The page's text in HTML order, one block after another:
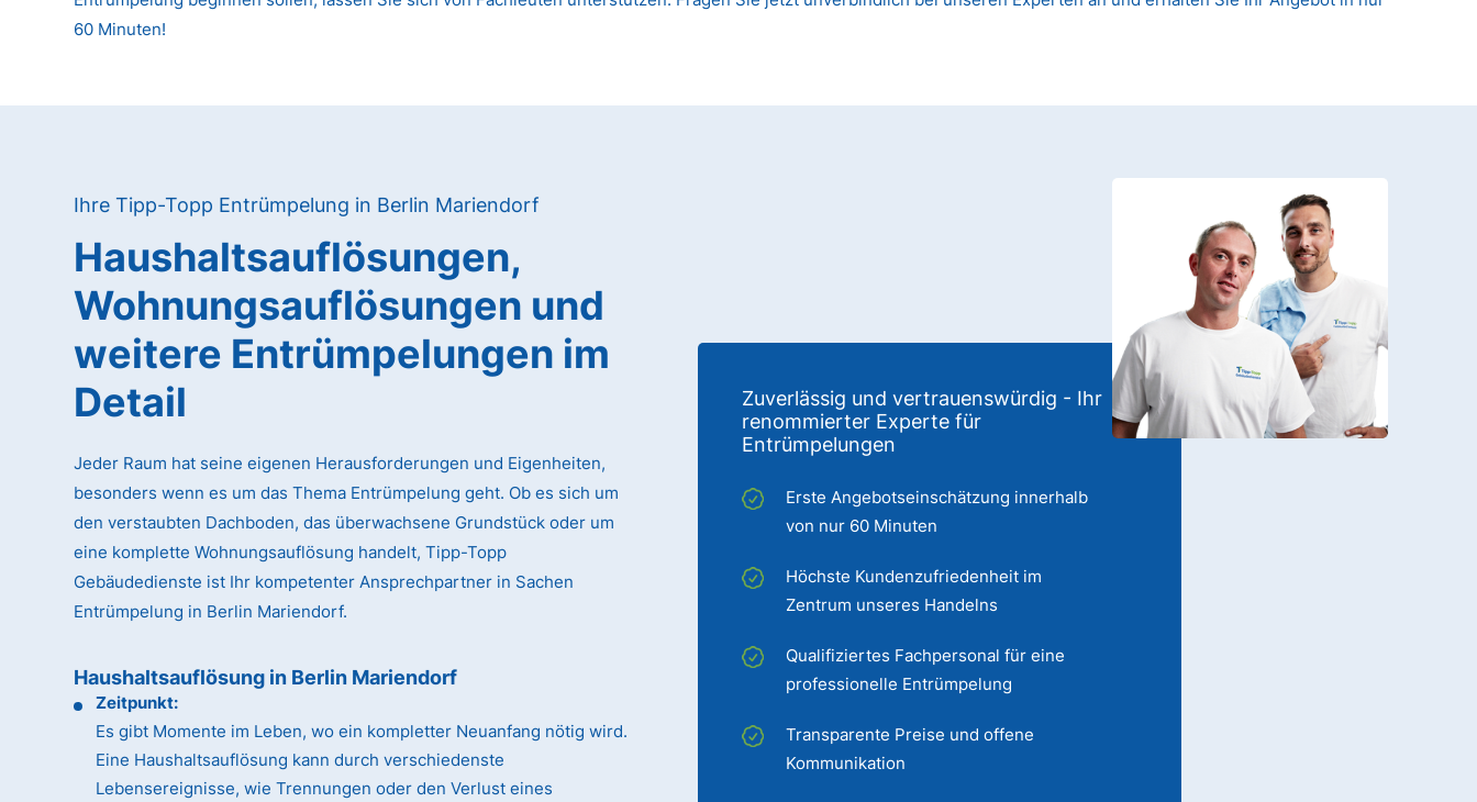
60 Minuten!
Ihre Tipp-Topp Entrümpelung in Berlin Mariendorf
Zuverlässig und vertrauenswürdig - Ihr
renommierter Experte für
Entrümpelungen
Erste Angebotseinschätzung innerhalb
von nur 60 Minuten
Höchste Kundenzufriedenheit im
Zentrum unseres Handelns
Qualifiziertes Fachpersonal für eine
professionelle Entrümpelung
Transparente Preise und offene
Kommunikation
Haushaltsauflösungen,
Wohnungsauflösungen und
weitere Entrümpelungen im
Detail
Jeder Raum hat seine eigenen Herausforderungen und Eigenheiten,
besonders wenn es um das Thema Entrümpelung geht. Ob es sich um
den verstaubten Dachboden, das überwachsene Grundstück oder um
eine komplette Wohnungsauflösung handelt, Tipp-Topp
Gebäudedienste ist Ihr kompetenter Ansprechpartner in Sachen
Entrümpelung in Berlin Mariendorf.
Haushaltsauflösung in Berlin Mariendorf
Zeitpunkt:
Es gibt Momente im Leben, wo ein kompletter Neuanfang nötig wird.
Eine Haushaltsauflösung kann durch verschiedenste
Lebensereignisse, wie Trennungen oder den Verlust eines